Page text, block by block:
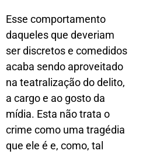
Esse comportamento
daqueles que deveriam
ser discretos e comedidos
acaba sendo aproveitado
na teatralização do delito,
a cargo e ao gosto da
mídia. Esta não trata o
crime como uma tragédia
que ele é e, como, tal